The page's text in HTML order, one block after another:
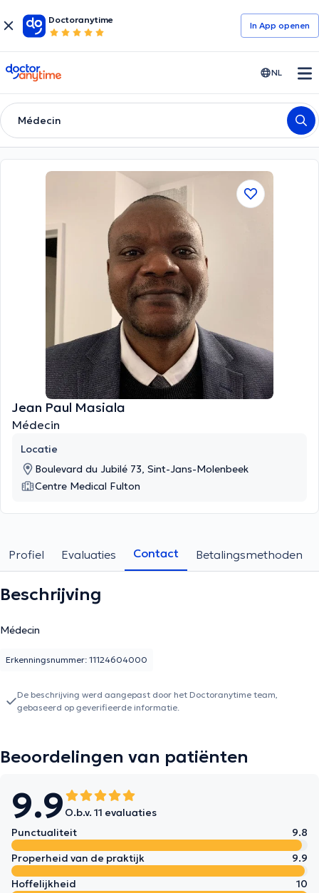
Doctoranytime
In App openen
doctoranytime NL
Médecin
Jean Paul Masiala
Médecin
Locatie
Boulevard du Jubilé 73, Sint-Jans-Molenbeek
Centre Medical Fulton
Profiel Evaluaties Contact Betalingsmethoden
Beschrijving
Médecin
Erkenningsnummer: 11124604000
De beschrijving werd aangepast door het Doctoranytime team,
gebaseerd op geverifieerde informatie.
Beoordelingen van patiënten
9.9 O.b.v. 11 evaluaties
Punctualiteit
9.8
Properheid van de praktijk
9.9
Hoffelijkheid
10